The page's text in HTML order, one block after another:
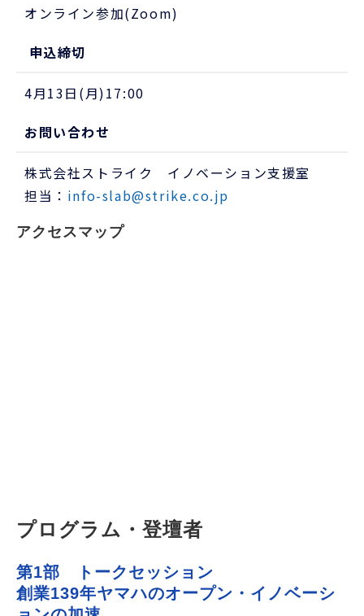
オンライン参加(Zoom)
申込締切
4月13日(月)17:00
お問い合わせ
株式会社ストライク イノベーション支援室
担当： info-slab@strike.co.jp
アクセスマップ
プログラム・登壇者
第1部　トークセッション
創業139年ヤマハのオープン・イノベーシ